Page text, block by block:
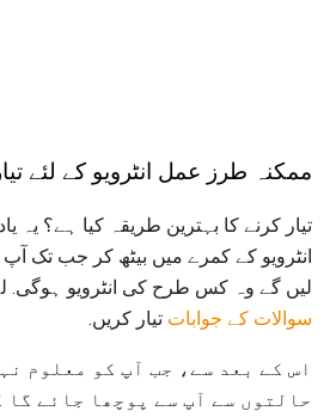
ممکنہ طرز عمل انٹرویو کے لئے
تیار کرنے کا بہترین طریقہ کیا ہے؟ یہ
انٹرویو کے کمرے میں بیٹھ کر جب تک
لیں گے وہ کس طرح کی انٹرویو ہوگی.
سوالات کے جوابات تیار کریں.
اس کے بعد سے، جب آپ کو معلوم
حالتوں سے آپ سے پوچھا جائے گا